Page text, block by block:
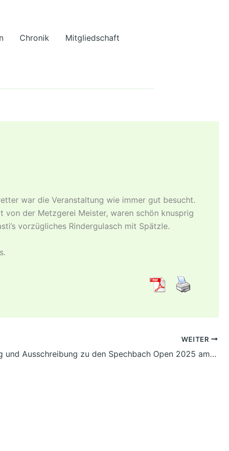
Chronik
Mitgliedschaft
war die Veranstaltung wie immer gut besucht.
der Metzgerei Meister, waren schön knusprig
vorzügliches Rindergulasch mit Spätzle.
WEITER
Einladung und Ausschreibung zu den Spechbach Open 2025 am 19.07.2025